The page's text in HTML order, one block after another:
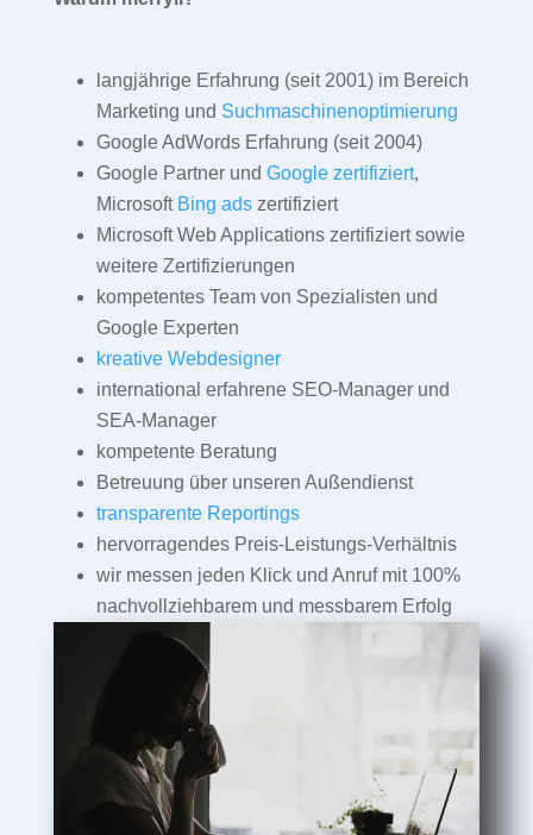
langjährige Erfahrung (seit 2001) im Bereich
Marketing und Suchmaschinenoptimierung
Google AdWords Erfahrung (seit 2004)
Google Partner und Google zertifiziert,
Microsoft Bing adszertifiziert
Microsoft Web Applications zertifiziert sowie
weitere Zertifizierungen
kompetentes Team von Spezialisten und
Google Experten
kreative Webdesigner
international erfahrene SEO-Manager und
SEA-Manager
kompetente Beratung
Betreuung über unseren Außendienst
transparente Reportings
hervorragendes Preis-Leistungs-Verhältnis
wir messen jeden Klick und Anruf mit 100%
nachvollziehbarem und messbarem Erfolg